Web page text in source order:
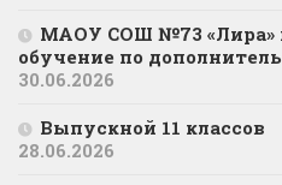
МАОУ СОШ №73 «Лира»
обучение по
30.06.2026
Выпускной 11 классов
28.06.2026